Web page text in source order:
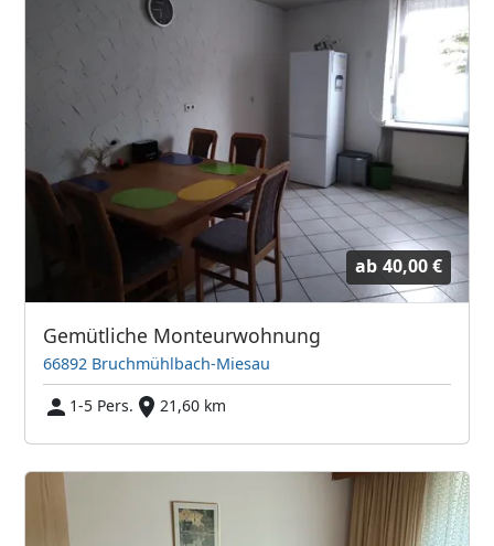
ab 40,00 €
Gemütliche Monteurwohnung
66892 Bruchmühlbach-Miesau
1-5 Pers.
21,60 km